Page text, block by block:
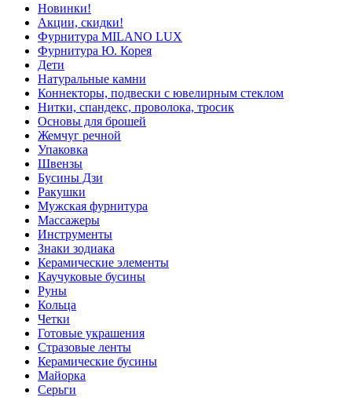
Новинки!
Акции, скидки!
Фурнитура MILANO LUX
Фурнитура Ю. Корея
Дети
Натуральные камни
Коннекторы, подвески с ювелирным стеклом
Нитки, спандекс, проволока, тросик
Основы для брошей
Жемчуг речной
Упаковка
Швензы
Бусины Дзи
Ракушки
Мужская фурнитура
Массажеры
Инструменты
Знаки зодиака
Керамические элементы
Каучуковые бусины
Руны
Кольца
Четки
Готовые украшения
Стразовые ленты
Керамические бусины
Майорка
Серьги